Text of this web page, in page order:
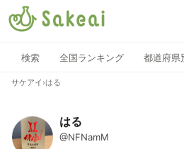
検索 全国ランキング 都道府県
サケアイ ›はる
はる
@NFNamM